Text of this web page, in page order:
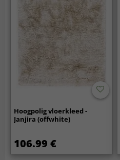
Hoogpolig vloerkleed -
Janjira (offwhite)
106.99 €